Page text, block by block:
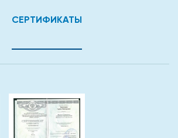
СЕРТИФИКАТЫ